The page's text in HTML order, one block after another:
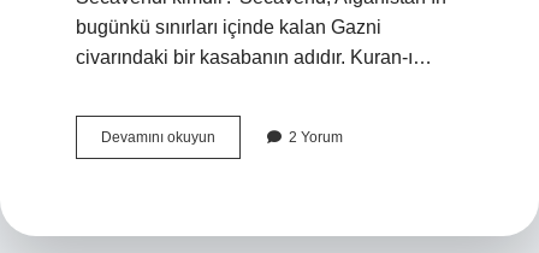
bugünkü sınırları içinde kalan Gazni
civarındaki bir kasabanın adıdır. Kuran-ı…
Devamını okuyun Secavent
Nedir
2 Yorum